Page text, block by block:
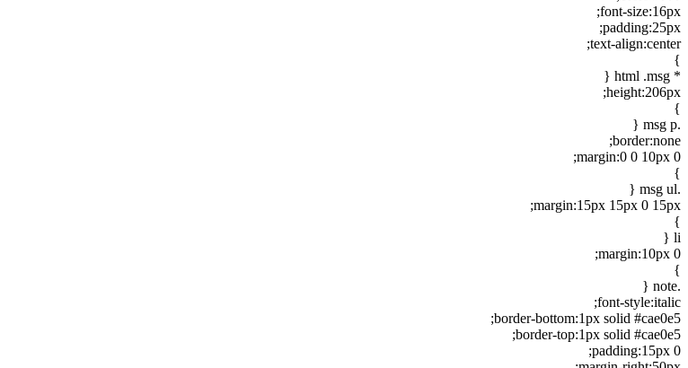
font-size:16px;
padding:25px;
text-align:center;
}
* html .msg {
height:206px;
}
.msg p {
border:none;
margin:0 0 10px 0;
}
.msg ul {
margin:15px 15px 0 15px;
}
li {
margin:10px 0;
}
.note {
font-style:italic;
border-bottom:1px solid #cae0e5;
border-top:1px solid #cae0e5;
padding:15px 0;